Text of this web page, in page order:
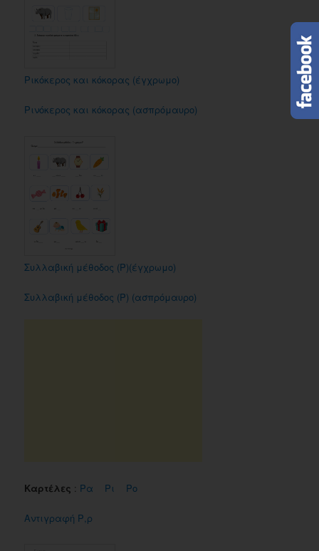
Ρικόκερος και κόκορας (έγχρωμο)
Ρινόκερος και κόκορας (ασπρόμαυρο)
Συλλαβική μέθοδος (Ρ)(έγχρωμο)
Συλλαβική μέθοδος (Ρ) (ασπρόμαυρο)
Καρτέλες : Ρα Ρι Ρο
Αντιγραφή Ρ,ρ